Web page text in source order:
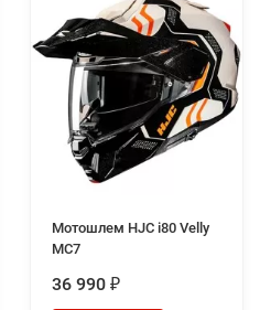
Мотошлем HJC i80 Velly
MC7
36 990 ₽